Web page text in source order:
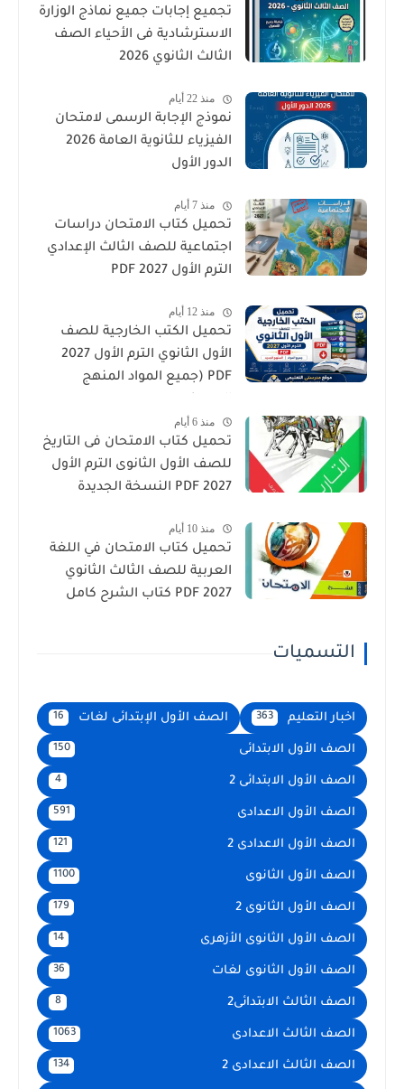
تجميع إجابات جميع نماذج الوزارة
الاسترشادية فى الأحياء الصف
الثالث الثانوي 2026
منذ 22 أيام
نموذج الإجابة الرسمى لامتحان
الفيزياء للثانوية العامة 2026
الدور الأول
منذ 7 أيام
تحميل كتاب الامتحان دراسات
اجتماعية للصف الثالث الإعدادي
الترم الأول 2027 PDF
منذ 12 أيام
تحميل الكتب الخارجية للصف
الأول الثانوي الترم الأول 2027
PDF (جميع المواد المنهج
منذ 6 أيام
تحميل كتاب الامتحان فى التاريخ
للصف الأول الثانوى الترم الأول
2027 PDF النسخة الجديدة
منذ 10 أيام
تحميل كتاب الامتحان في اللغة
العربية للصف الثالث الثانوي
2027 PDF كتاب الشرح كامل
التسميات
اخبار التعليم 363 الصف الأول الإبتدائى لغات 16
الصف الأول الابتدائى 150
الصف الأول الابتدائى 2 4
الصف الأول الاعدادى 591
الصف الأول الاعدادى 2 121
الصف الأول الثانوى 1100
الصف الأول الثانوى 2 179
الصف الأول الثانوى الأزهرى 14
الصف الأول الثانوى لغات 36
الصف الثالث الابتدائى2 8
الصف الثالث الاعدادى 1063
الصف الثالث الاعدادى 2 134